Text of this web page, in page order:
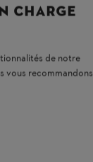
CHARGE
de notre
vous recommandons